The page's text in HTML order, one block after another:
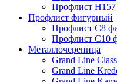
Профлист Н157
Профлист фигурный
Профлист С8
Профлист С10
Металлочерепица
Grand Line
Grand Line